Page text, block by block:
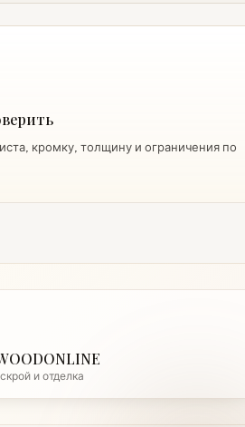
кромку, толщину и ограничения по
и отделка